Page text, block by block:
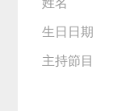
姓名
生日日期
主持節目